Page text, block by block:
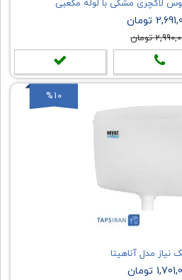
لاکچری مشکی با لوله مکعبی
تومان
تومان
%10
نیاز مدل آناهیتا
تومان